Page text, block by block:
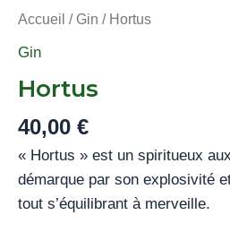
Accueil / Gin / Hortus
Gin
Hortus
40,00 €
« Hortus » est un spiritueux
démarque par son explosivité
tout s’équilibrant à merveille.